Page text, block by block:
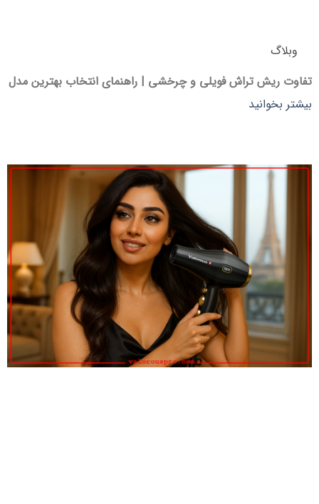
وبلاگ
تفاوت ریش تراش فویلی و چرخشی | راهنمای انتخاب بهترین مدل
بیشتر بخوانید